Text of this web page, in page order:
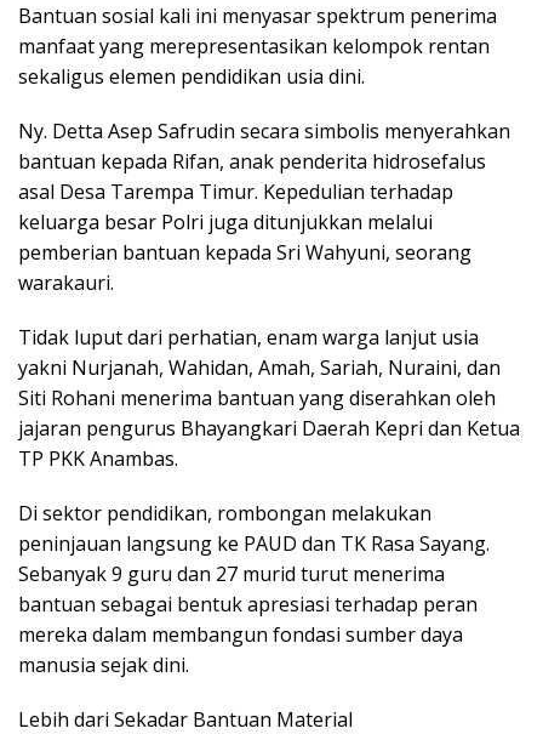
Bantuan sosial kali ini menyasar spektrum penerima
manfaat yang merepresentasikan kelompok rentan
sekaligus elemen pendidikan usia dini.
Ny. Detta Asep Safrudin secara simbolis menyerahkan
bantuan kepada Rifan, anak penderita hidrosefalus
asal Desa Tarempa Timur. Kepedulian terhadap
keluarga besar Polri juga ditunjukkan melalui
pemberian bantuan kepada Sri Wahyuni, seorang
warakauri.
Tidak luput dari perhatian, enam warga lanjut usia
yakni Nurjanah, Wahidan, Amah, Sariah, Nuraini, dan
Siti Rohani menerima bantuan yang diserahkan oleh
jajaran pengurus Bhayangkari Daerah Kepri dan Ketua
TP PKK Anambas.
Di sektor pendidikan, rombongan melakukan
peninjauan langsung ke PAUD dan TK Rasa Sayang.
Sebanyak 9 guru dan 27 murid turut menerima
bantuan sebagai bentuk apresiasi terhadap peran
mereka dalam membangun fondasi sumber daya
manusia sejak dini.
Lebih dari Sekadar Bantuan Material